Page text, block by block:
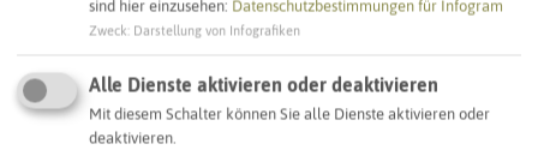
SCHLAGWORTE
So ordnen wir dieses Objekt ein
Sirenenstandorte Oer-Erkenschwick
sind hier einzusehen: Datenschutzbestimmungen für Infogram
Zweck Darstellung von Infografiken
Alle Dienste aktivieren oder deaktivieren
Mit diesem Schalter können Sie alle Dienste aktivieren oder
deaktivieren.